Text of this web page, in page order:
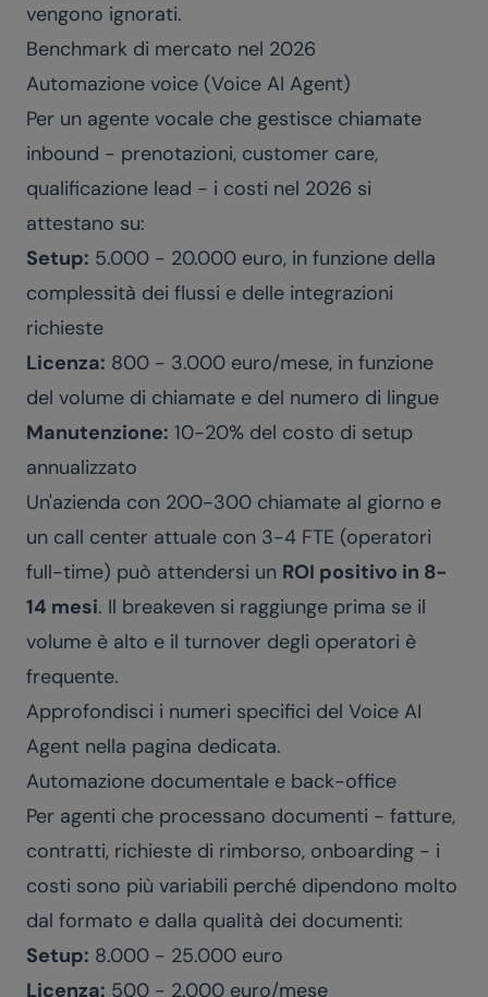
vengono ignorati.
Benchmark di mercato nel 2026
Automazione voice (Voice AI Agent)
Per un agente vocale che gestisce chiamate
inbound - prenotazioni, customer care,
qualificazione lead - i costi nel 2026 si
attestano su:
Setup: 5.000 - 20.000 euro, in funzione della
complessità dei flussi e delle integrazioni
richieste
Licenza: 800 - 3.000 euro/mese, in funzione
del volume di chiamate e del numero di lingue
Manutenzione: 10-20% del costo di setup
annualizzato
Un'azienda con 200-300 chiamate al giorno e
un call center attuale con 3-4 FTE (operatori
full-time) può attendersi un ROI positivo in 8-
14 mesi. Il breakeven si raggiunge prima se il
volume è alto e il turnover degli operatori è
frequente.
Approfondisci i numeri specifici del Voice AI
Agent nella pagina dedicata.
Automazione documentale e back-office
Per agenti che processano documenti - fatture,
contratti, richieste di rimborso, onboarding - i
costi sono più variabili perché dipendono molto
dal formato e dalla qualità dei documenti:
Setup: 8.000 - 25.000 euro
Licenza: 500 - 2.000 euro/mese